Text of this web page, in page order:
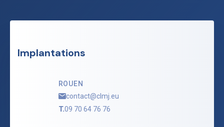
Implantations
ROUEN
contact@clmj.eu
T.09 70 64 76 76